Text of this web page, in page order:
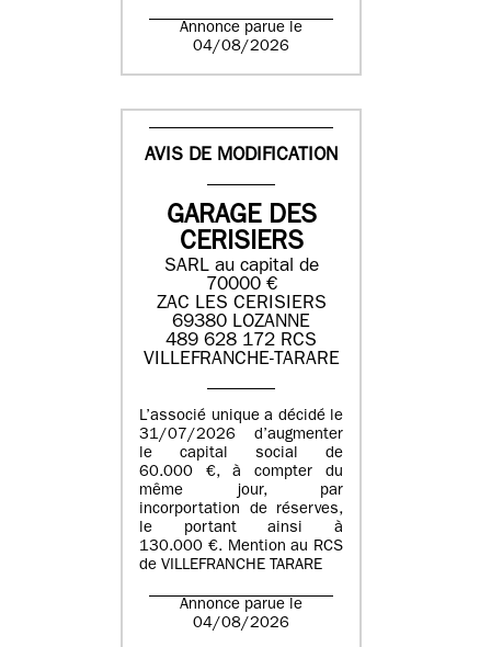
Annonce parue le
04/08/2026
AVIS DE MODIFICATION
GARAGE DES
CERISIERS
SARL au capital de
70000 €
ZAC LES CERISIERS
69380 LOZANNE
489 628 172 RCS
VILLEFRANCHE-TARARE
L’associé unique a décidé le
31/07/2026 d’augmenter
le capital social de
60.000 €, à compter du
même jour, par
incorportation de réserves,
le portant ainsi à
130.000 €. Mention au RCS
de VILLEFRANCHE TARARE
Annonce parue le
04/08/2026